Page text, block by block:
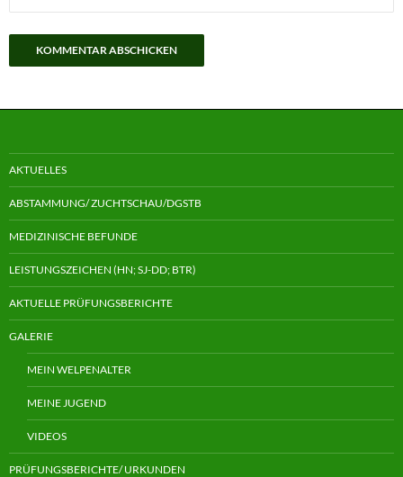
AKTUELLES
ABSTAMMUNG/ ZUCHTSCHAU/DGSTB
MEDIZINISCHE BEFUNDE
LEISTUNGSZEICHEN (HN; SJ-DD; BTR)
AKTUELLE PRÜFUNGSBERICHTE
GALERIE
MEIN WELPENALTER
MEINE JUGEND
VIDEOS
PRÜFUNGSBERICHTE/ URKUNDEN